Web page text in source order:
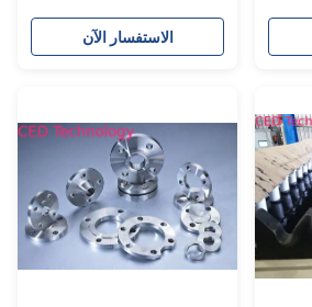
الاستفسار الآن